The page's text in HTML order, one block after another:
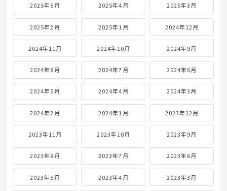
2025年5月 2025年4月 2025年3月
2025年2月 2025年1月 2024年12月
2024年11月 2024年10月 2024年9月
2024年8月 2024年7月 2024年6月
2024年5月 2024年4月 2024年3月
2024年2月 2024年1月 2023年12月
2023年11月 2023年10月 2023年9月
2023年8月 2023年7月 2023年6月
2023年5月 2023年4月 2023年3月